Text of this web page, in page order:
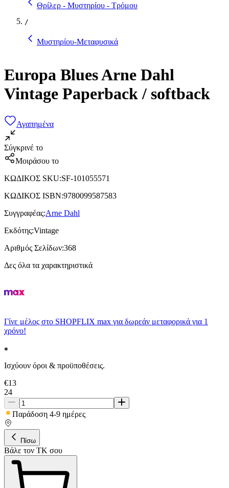
Θρίλερ - Μυστηρίου - Τρόμου
/
Μυστηρίου-Μεταφυσικά
Europa Blues Arne Dahl
Vintage Paperback / softback
Αγαπημένα
Σύγκρινέ το
Μοιράσου το
ΚΩΔΙΚΟΣ SKU:SF-101055571
ΚΩΔΙΚΟΣ ISBN:9780099587583
Συγγραφέας:Arne Dahl
Εκδότης:Vintage
Αριθμός Σελίδων:368
Δες όλα τα χαρακτηριστικά
Γίνε μέλος στο SHOPFLIX max για δωρεάν μεταφορικά για 1
χρόνο!
Ισχύουν όροι & προϋποθέσεις.
€13
24
Παράδοση 4-9 ημέρες
Πίσω
Βάλε τον ΤΚ σου